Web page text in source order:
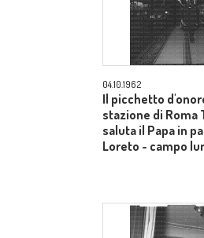
04.10.1962
Il picchetto
stazione di Roma
saluta il Papa in
Loreto - campo